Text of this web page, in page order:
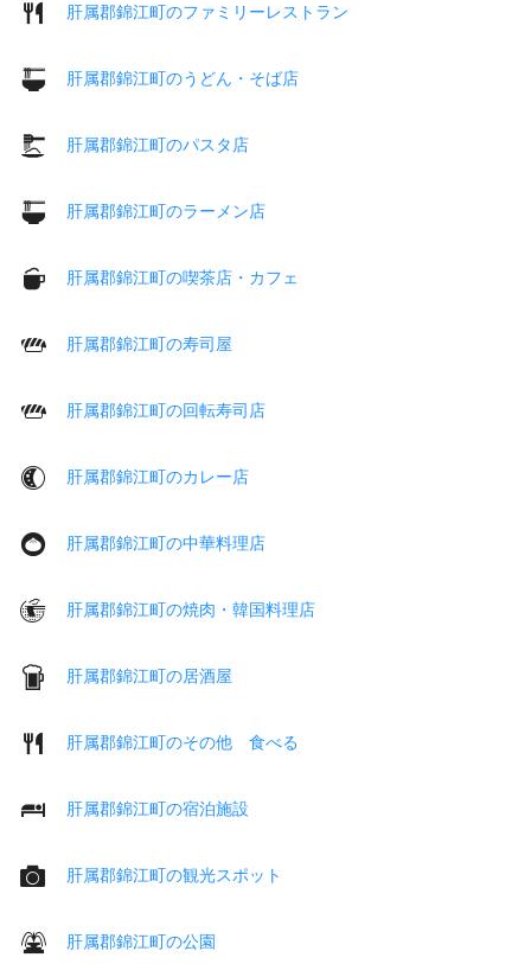
肝属郡錦江町のファミリーレストラン
肝属郡錦江町のうどん・そば店
肝属郡錦江町のパスタ店
肝属郡錦江町のラーメン店
肝属郡錦江町の喫茶店・カフェ
肝属郡錦江町の寿司屋
肝属郡錦江町の回転寿司店
肝属郡錦江町のカレー店
肝属郡錦江町の中華料理店
肝属郡錦江町の焼肉・韓国料理店
肝属郡錦江町の居酒屋
肝属郡錦江町のその他 食べる
肝属郡錦江町の宿泊施設
肝属郡錦江町の観光スポット
肝属郡錦江町の公園